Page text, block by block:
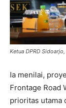
Ketua DPRD
Ia menilai,
Frontage Road
prioritas utama